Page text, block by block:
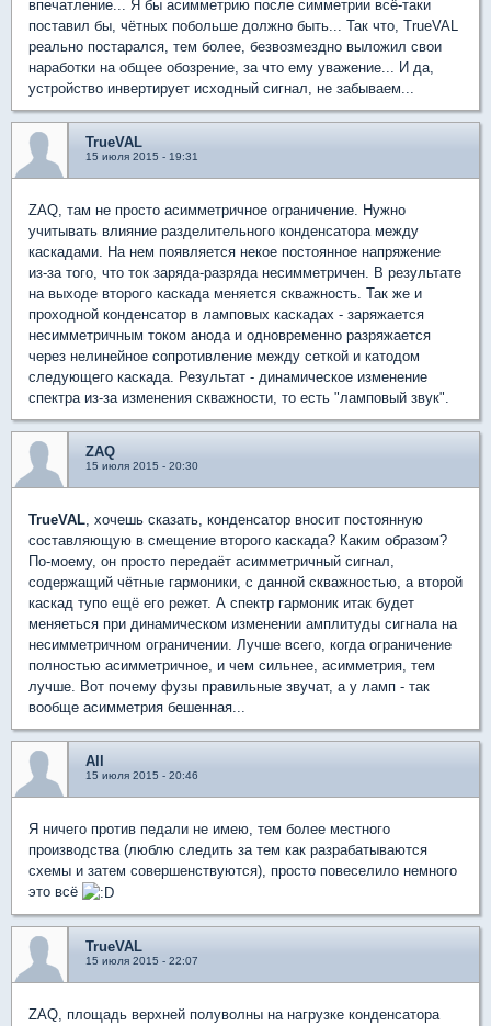
впечатление... Я бы асимметрию после симметрии всё-таки
поставил бы, чётных побольше должно быть... Так что, TrueVAL
реально постарался, тем более, безвозмездно выложил свои
наработки на общее обозрение, за что ему уважение... И да,
устройство инвертирует исходный сигнал, не забываем...
TrueVAL
15 июля 2015 - 19:31
ZAQ, там не просто асимметричное ограничение. Нужно
учитывать влияние разделительного конденсатора между
каскадами. На нем появляется некое постоянное напряжение
из-за того, что ток заряда-разряда несимметричен. В результате
на выходе второго каскада меняется скважность. Так же и
проходной конденсатор в ламповых каскадах - заряжается
несимметричным током анода и одновременно разряжается
через нелинейное сопротивление между сеткой и катодом
следующего каскада. Результат - динамическое изменение
спектра из-за изменения скважности, то есть "ламповый звук".
ZAQ
15 июля 2015 - 20:30
TrueVAL, хочешь сказать, конденсатор вносит постоянную
составляющую в смещение второго каскада? Каким образом?
По-моему, он просто передаёт асимметричный сигнал,
содержащий чётные гармоники, с данной скважностью, а второй
каскад тупо ещё его режет. А спектр гармоник итак будет
меняеться при динамическом изменении амплитуды сигнала на
несимметричном ограничении. Лучше всего, когда ограничение
полностью асимметричное, и чем сильнее, асимметрия, тем
лучше. Вот почему фузы правильные звучат, а у ламп - так
вообще асимметрия бешенная...
All
15 июля 2015 - 20:46
Я ничего против педали не имею, тем более местного
производства (люблю следить за тем как разрабатываются
схемы и затем совершенствуются), просто повеселило немного
это всё
TrueVAL
15 июля 2015 - 22:07
ZAQ, площадь верхней полуволны на нагрузке конденсатора